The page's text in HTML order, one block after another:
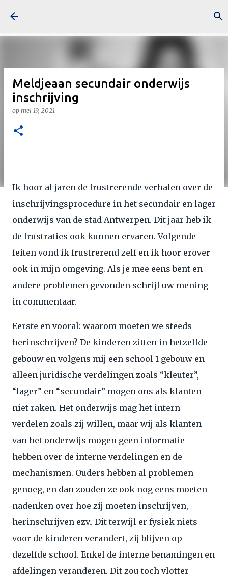
Meldjeaan secundair onderwijs
inschrijving
op mei 19, 2021
Ik hoor al jaren de frustrerende verhalen over de
inschrijvingsprocedure in het secundair en lager
onderwijs van de stad Antwerpen. Dit jaar heb ik
de frustraties ook kunnen ervaren. Volgende
feiten vond ik frustrerend zelf en ik hoor erover
ook in mijn omgeving. Als je mee eens bent en
andere problemen gevonden schrijf uw mening
in commentaar.
Eerste en vooral: waarom moeten we steeds
herinschrijven? De kinderen zitten in hetzelfde
gebouw en volgens mij een school 1 gebouw en
alleen juridische verdelingen zoals “kleuter”,
“lager” en “secundair” mogen ons als klanten
niet raken. Het onderwijs mag het intern
verdelen zoals zij willen, maar wij als klanten
van het onderwijs mogen geen informatie
hebben over de interne verdelingen en de
mechanismen. Ouders hebben al problemen
genoeg, en dan zouden ze ook nog eens moeten
nadenken over hoe zij moeten inschrijven,
herinschrijven ezv.. Dit terwijl er fysiek niets
voor de kinderen verandert, zij blijven op
dezelfde school. Enkel de interne benamingen en
afdelingen veranderen. Dit zou toch vlotter